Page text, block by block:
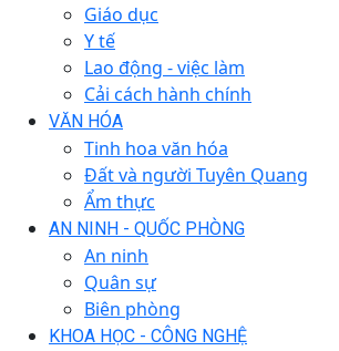
Giáo dục
Y tế
Lao động - việc làm
Cải cách hành chính
VĂN HÓA
Tinh hoa văn hóa
Đất và người Tuyên Quang
Ẩm thực
AN NINH - QUỐC PHÒNG
An ninh
Quân sự
Biên phòng
KHOA HỌC - CÔNG NGHỆ